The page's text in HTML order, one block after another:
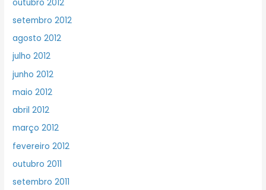
outubro 2012
setembro 2012
agosto 2012
julho 2012
junho 2012
maio 2012
abril 2012
março 2012
fevereiro 2012
outubro 2011
setembro 2011